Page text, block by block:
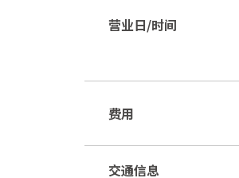
营业日/时间
费用
交通信息